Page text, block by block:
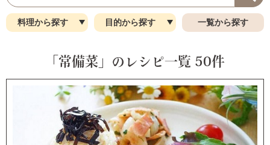
お問合せ
料理から探す 目的から探す 一覧から探す
「常備菜」のレシピ一覧 50件